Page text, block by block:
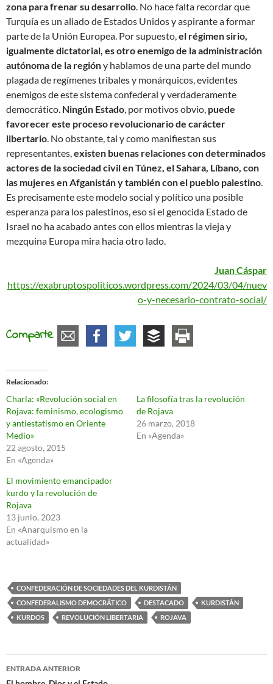
zona para frenar su desarrollo. No hace falta recordar que
Turquía es un aliado de Estados Unidos y aspirante a formar
parte de la Unión Europea. Por supuesto,el régimen sirio,
igualmente dictatorial, es otro enemigo de la administración
autónoma de la regióny hablamos de una parte del mundo
plagada de regímenes tribales y monárquicos, evidentes
enemigos de este sistema confederal y verdaderamente
democrático. Ningún Estado, por motivos obvio, puede
favorecer este proceso revolucionario de carácter
libertario. No obstante, tal y como manifiestan sus
representantes,existen buenas relaciones con determinados
actores de la sociedad civil en Túnez, el Sahara, Líbano, con
las mujeres en Afganistán y también con el pueblo palestino.
Es precisamente este modelo social y político una posible
esperanza para los palestinos, eso si el genocida Estado de
Israel no ha acabado antes con ellos mientras la vieja y
mezquina Europa mira hacia otro lado.
Juan Cáspar
https://exabruptospoliticos.wordpress.com/2024/03/04/nuev
o-y-necesario-contrato-social/
Comparte
Relacionado
Charla: «Revolución social en
Rojava: feminismo, ecologismo
y antiestatismo en Oriente
Medio»
22 agosto, 2015
En «Agenda»
La filosofía tras la revolución
de Rojava
26 marzo, 2018
En «Agenda»
El movimiento emancipador
kurdo y la revolución de
Rojava
13 junio, 2023
En «Anarquismo en la
actualidad»
CONFEDERACIÓN DE SOCIEDADES DEL KURDISTÁN
CONFEDERALISMO DEMOCRÁTICO
DESTACADO
KURDISTÁN
KURDOS
REVOLUCIÓN LIBERTARIA ROJAVA
Navegación
ENTRADA ANTERIOR